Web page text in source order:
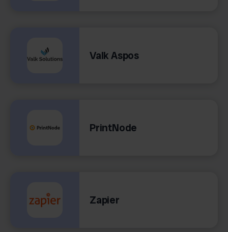
Valk Aspos
PrintNode
Zapier